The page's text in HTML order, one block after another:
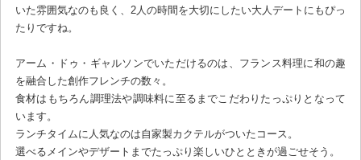
いた雰囲気なのも良く、2人の時間を大切にしたい大人デートにもぴっ
たりですね。
アーム・ドゥ・ギャルソンでいただけるのは、フランス料理に和の趣
を融合した創作フレンチの数々。
食材はもちろん調理法や調味料に至るまでこだわりたっぷりとなって
います。
ランチタイムに人気なのは自家製カクテルがついたコース。
選べるメインやデザートまでたっぷり楽しいひとときが過ごせそう。